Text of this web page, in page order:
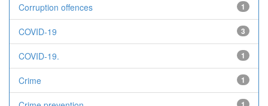
Corruption offences 1
COVID-19 3
COVID-19. 1
Crime 1